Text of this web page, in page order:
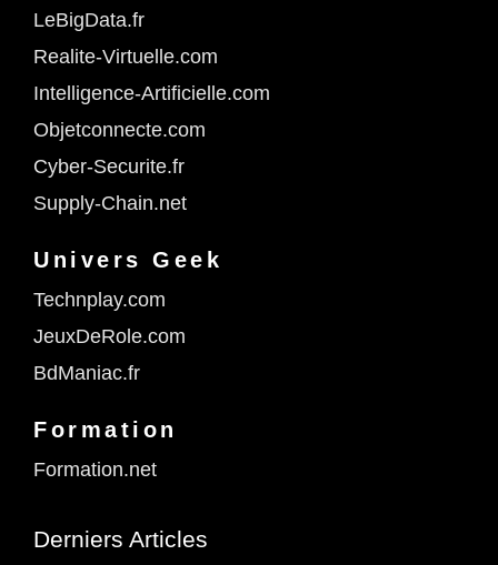
LeBigData.fr
Realite-Virtuelle.com
Intelligence-Artificielle.com
Objetconnecte.com
Cyber-Securite.fr
Supply-Chain.net
Univers Geek
Technplay.com
JeuxDeRole.com
BdManiac.fr
Formation
Formation.net
Derniers Articles